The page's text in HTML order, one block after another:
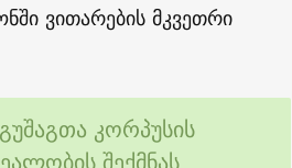
ვითარების მკვეთრი
კორპუსის